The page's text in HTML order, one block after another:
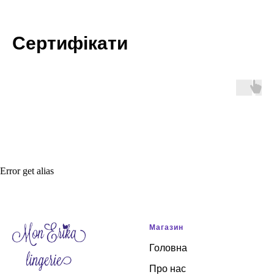
Сертифікати
Error get alias
Магазин
Головна
Про нас